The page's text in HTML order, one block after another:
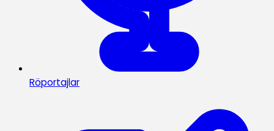
Röportajlar